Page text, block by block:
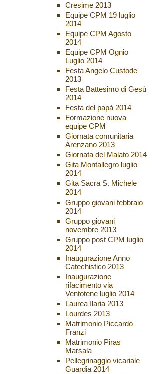
Cresime 2013
Equipe CPM 19 luglio
2014
Equipe CPM Agosto
2014
Equipe CPM Ognio
Luglio 2014
Festa Angelo Custode
2013
Festa Battesimo di Gesù
2014
Festa del papà 2014
Formazione nuova
equipe CPM
Giornata comunitaria
Arenzano 2013
Giornata del Malato 2014
Gita Montallegro luglio
2014
Gita Sacra S. Michele
2014
Gruppo giovani febbraio
2014
Gruppo giovani
novembre 2013
Gruppo post CPM luglio
2014
Inaugurazione Anno
Catechistico 2013
Inaugurazione
rifacimento via
Ventotene luglio 2014
Laurea Ilaria 2013
Lourdes 2013
Matrimonio Piccardo
Franzi
Matrimonio Piras
Marsala
Pellegrinaggio vicariale
Guardia 2014